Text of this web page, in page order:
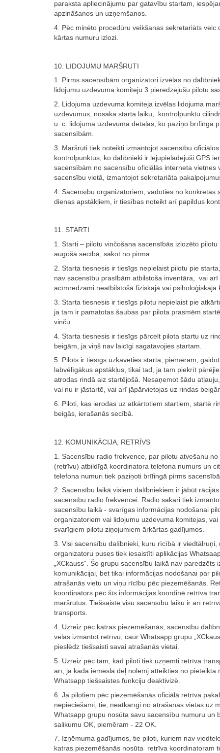
paraksta apliecinājumu par gatavību startam,
apzināšanos un uzņemšanos.
4. Pēc minēto procedūru veikšanas sekretariāts veic
kārtas numuru izlozi.
10. LIDOJUMU MARŠRUTI
1. Pirms sacensībām organizatori izvēlas no
lidojumu uzdevuma komiteju 3 pieredzējušu pilotu
2. Lidojuma uzdevuma komiteja izvēlas lidojuma
uzdevumus, nosaka starta laiku, kontrolpunktu
u. c. lidojuma uzdevuma detaļas, ko paziņo brīfingā
sacensībām.
3. Maršruti tiek noteikti izmantojot sacensību oficiālos
kontrolpunktus, ko dalībnieki ir lejupielādējuši GPS
sacensībām no sacensību oficiālās interneta vietnes
sacensību vietā, izmantojot sekretariāta
4. Sacensību organizatoriem, vadoties no konkrētās
dienas apstākļiem, ir tiesības noteikt arī papildus
11. STARTI
1. Starti – pilotu vinčošana sacensībās izlozēto pilotu
augošā secībā, sākot no pirmā.
2. Starta tiesnesis ir tiesīgs nepielaist pilotu pie
nav sacensību prasībām atbilstoša inventāra, vai arī
acīmredzami neatbilstošā fiziskajā vai psiholoģiskajā
3. Starta tiesnesis ir tiesīgs pilotu nepielaist pie
ja tam ir pamatotas šaubas par pilota prasmēm
vinču.
4. Starta tiesnesis ir tiesīgs pārcelt pilota startu uz
beigām, ja viņš nav laicīgi sagatavojies startam.
5. Pilots ir tiesīgs uzkavēties startā, piemēram, gaidot
labvēlīgākus apstākļus, tikai tad, ja tam piekrīt
atrodas rindā aiz startējošā. Nesaņemot šādu
vai nu ir jāstartē, vai arī jāpārvietojas uz rindas
6. Piloti, kas ierodas uz atkārtotiem startiem, startē
beigās, ierašanās secībā.
12. KOMUNIKĀCIJA, RETRĪVS
1. Sacensību radio frekvence, par pilotu atvešanu
(retrīvu) atbildīgā koordinatora telefona numurs un
telefona numuri tiek paziņoti brīfingā pirms
2. Sacensību laikā visiem dalībniekiem ir jābūt
sacensību radio frekvencei. Radio sakari tiek
sacensību laikā - svarīgas informācijas nodošanai
organizatoriem vai lidojumu uzdevuma komitejas,
svarīgiem pilotu ziņojumiem ārkārtas gadījumos.
3. Visi sacensību dalībnieki, kuru rīcībā ir viedtālruņi,
organizatoru puses tiek iesaistīti aplikācijas
„XCkauss”. Šo grupu sacensību laikā nav paredzēts
komunikācijai, bet tikai informācijas nodošanai par
atrašanās vietu un viņu rīcību pēc piezemēšanās.
koordinators pēc šīs informācijas koordinē retrīva
maršrutus. Tiešsaistē visu sacensību laiku ir arī
transports.
4. Uzreiz pēc katras piezemēšanās, sacensību
vēlas izmantot retrīvu, caur Whatsapp grupu
pieslēdz tiešsaisti savai atrašanās vietai.
5. Uzreiz pēc tam, kad piloti tiek uzņemti retrīva
arī, ja kāda iemesla dēļ nolemj atteikties no pieteiktā
Whatsapp tiešsaistes funkciju deaktivizē.
6. Ja pilotiem pēc piezemēšanās oficiālā retrīva
nepieciešami, tie, neatkarīgi no atrašanās vietas uz
Whatsapp grupu nosūta savu sacensību numuru un
salikumu OK, piemēram - 22 OK.
7. Izņēmuma gadījumos, tie piloti, kuriem nav
katras piezemēšanās nosūta retrīva koordinatoram